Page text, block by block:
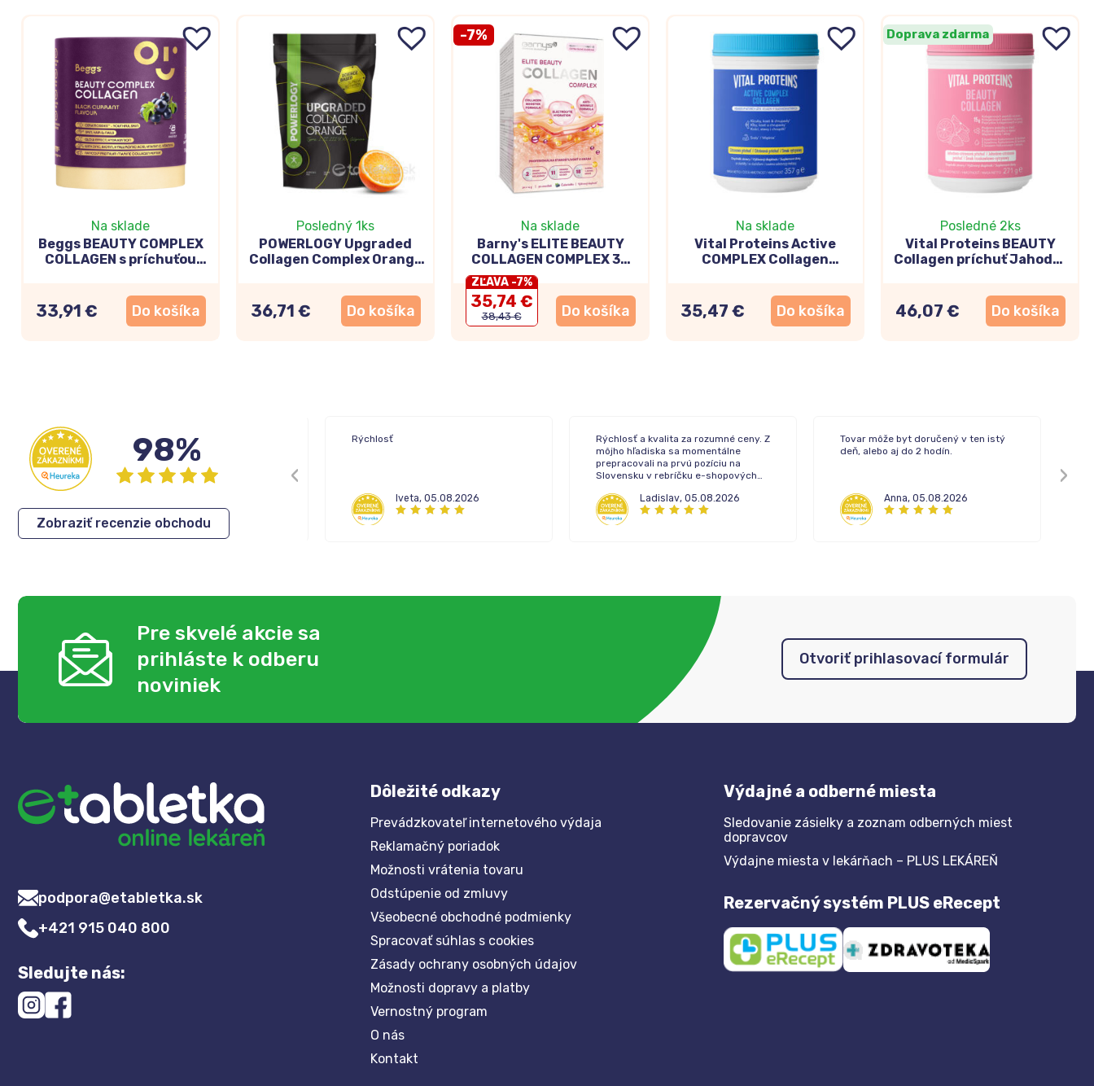
Na sklade
Beggs BEAUTY COMPLEX
COLLAGEN s príchuťou
33,91 € Do košíka
Posledný 1ks
POWERLOGY Upgraded
Collagen Complex Orange
36,71 € Do košíka
-7%
Na sklade
Barny's ELITE BEAUTY
COLLAGEN COMPLEX 30
vrecúšok
ZĽAVA -7%
35,74 €
38,43 € Do košíka
Na sklade
Vital Proteins Active
COMPLEX Collagen
35,47 € Do košíka
Doprava zdarma
Posledné 2ks
Vital Proteins BEAUTY
Collagen príchuť Jahoda-
46,07 € Do košíka
98%
Zobraziť recenzie obchodu
Doručenie: Objednávka prišla podľa
Balenie: Všetko bolo vporiadku
Komunikácia: Ok
Rýchlosť
Iveta, 05.08.2026
Rýchlosť a kvalita za rozumné ceny. Z
môjho hľadiska sa momentálne
prepracovali na prvú pozíciu na
Slovensku v rebríčku e-shopových
Ladislav, 05.08.2026
Tovar môže byt doručený v ten istý
deň, alebo aj do 2 hodín.
Anna, 05.08.2026
Pre skvelé akcie sa
prihláste k odberu
noviniek
Otvoriť prihlasovací formulár
podpora@etabletka.sk
+421 915 040 800
Sledujte nás:
Dôležité odkazy
Prevádzkovateľ internetového výdaja
Reklamačný poriadok
Možnosti vrátenia tovaru
Odstúpenie od zmluvy
Všeobecné obchodné podmienky
Spracovať súhlas s cookies
Zásady ochrany osobných údajov
Možnosti dopravy a platby
Vernostný program
O nás
Kontakt
Výdajné a odberné miesta
Sledovanie zásielky a zoznam odberných miest
dopravcov
Výdajne miesta v lekárňach – PLUS LEKÁREŇ
Rezervačný systém PLUS eRecept